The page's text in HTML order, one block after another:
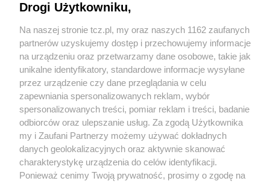
O FIRMIE POLITYKA PRYWATNOŚCI HOSTING
REKLAMA WSPÓŁPRACA RSS FACEBOOK KONTAKT
Nasze serwisy
Aktualności
Tcz24
Muzyka i kultura
Archiwum wydarzeń
Drogi Użytkowniku,
Na naszej stronie tcz.pl, my oraz naszych 1162 zaufanych
partnerów uzyskujemy dostęp i przechowujemy informacje
na urządzeniu oraz przetwarzamy dane osobowe, takie jak
unikalne identyfikatory, standardowe informacje wysyłane
przez urządzenie czy dane przeglądania w celu
zapewniania spersonalizowanych reklam, wybór
spersonalizowanych treści, pomiar reklam i treści, badanie
odbiorców oraz ulepszanie usług. Za zgodą Użytkownika
my i Zaufani Partnerzy możemy używać dokładnych
danych geolokalizacyjnych oraz aktywnie skanować
charakterystykę urządzenia do celów identyfikacji.
Ponieważ cenimy Twoją prywatność, prosimy o zgodę na